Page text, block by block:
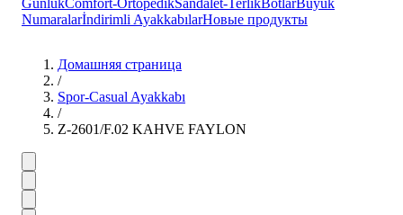
GünlükComfort-OrtopedikSandalet-TerlikBotlarBüyük
Numaralarİndirimli AyakkabılarНовые продукты
Домашняя страница
/
Spor-Casual Ayakkabı
/
Z-2601/F.02 KAHVE FAYLON